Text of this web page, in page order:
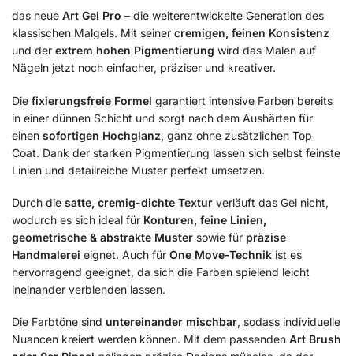
das neue Art Gel Pro – die weiterentwickelte Generation des
klassischen Malgels. Mit seiner cremigen, feinen Konsistenz
und der extrem hohen Pigmentierung wird das Malen auf
Nägeln jetzt noch einfacher, präziser und kreativer.
Die fixierungsfreie Formel garantiert intensive Farben bereits
in einer dünnen Schicht und sorgt nach dem Aushärten für
einen sofortigen Hochglanz, ganz ohne zusätzlichen Top
Coat. Dank der starken Pigmentierung lassen sich selbst feinste
Linien und detailreiche Muster perfekt umsetzen.
Durch die satte, cremig-dichte Textur verläuft das Gel nicht,
wodurch es sich ideal für Konturen, feine Linien,
geometrische & abstrakte Muster sowie für präzise
Handmalerei eignet. Auch für One Move-Technik ist es
hervorragend geeignet, da sich die Farben spielend leicht
ineinander verblenden lassen.
Die Farbtöne sind untereinander mischbar, sodass individuelle
Nuancen kreiert werden können. Mit dem passenden Art Brush